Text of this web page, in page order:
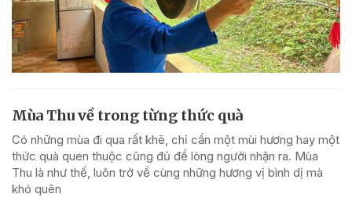
Mùa Thu về trong từng thức quà
Có những mùa đi qua rất khẽ, chỉ cần một mùi hương hay một
thức quà quen thuộc cũng đủ để lòng người nhận ra. Mùa
Thu là như thế, luôn trở về cùng những hương vị bình dị mà
khó quên